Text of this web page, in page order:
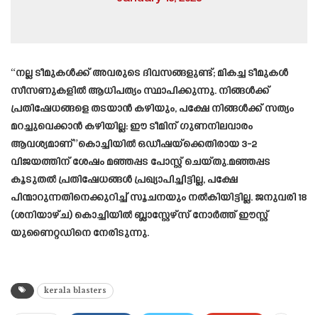
“നല്ല ടീമുകൾക്ക് അവരുടെ ദിവസങ്ങളുണ്ട്; മികച്ച ടീമുകൾ
സീസണുകളിൽ ആധിപത്യം സ്ഥാപിക്കുന്നു. നിങ്ങൾക്ക്
പ്രതിഷേധങ്ങളെ തടയാൻ കഴിയും, പക്ഷേ നിങ്ങൾക്ക് സത്യം
മറച്ചുവെക്കാൻ കഴിയില്ല: ഈ ടീമിന് ഗുണനിലവാരം
ആവശ്യമാണ്”കൊച്ചിയിൽ ഒഡീഷയ്‌ക്കെതിരായ 3-2
വിജയത്തിന് ശേഷം മഞ്ഞപ്പട പോസ്റ്റ് ചെയ്തു.മഞ്ഞപ്പട
കൂടുതൽ പ്രതിഷേധങ്ങൾ പ്രഖ്യാപിച്ചിട്ടില്ല, പക്ഷേ
പിന്മാറുന്നതിനെക്കുറിച്ച് സൂചനയും നൽകിയിട്ടില്ല. ജനുവരി 18
(ശനിയാഴ്ച) കൊച്ചിയിൽ ബ്ലാസ്റ്റേഴ്സ് നോർത്ത് ഈസ്റ്റ്
യുണൈറ്റഡിനെ നേരിടുന്നു.
kerala blasters